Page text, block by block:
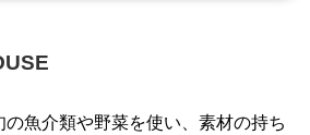
魚介類や野菜を使い、素材の持ち